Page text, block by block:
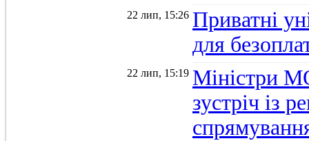
22 лип, 15:26 Приватні
для
22 лип, 15:19 Міністри
зустріч із